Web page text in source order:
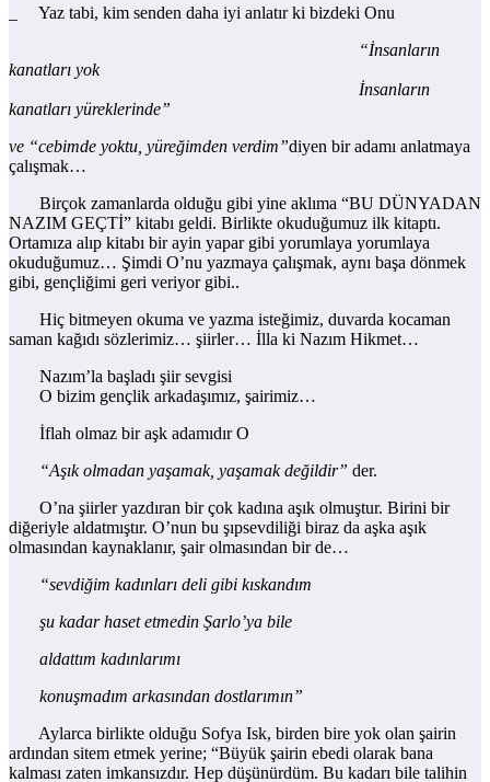
_ Yaz tabi, kim senden daha iyi anlatır ki bizdeki Onu
“İnsanların
kanatları yok
İnsanların
kanatları yüreklerinde”
ve “cebimde yoktu, yüreğimden verdim”diyen bir adamı anlatmaya
çalışmak…
Birçok zamanlarda olduğu gibi yine aklıma “BU DÜNYADAN
NAZIM GEÇTİ” kitabı geldi. Birlikte okuduğumuz ilk kitaptı.
Ortamıza alıp kitabı bir ayin yapar gibi yorumlaya yorumlaya
okuduğumuz… Şimdi O’nu yazmaya çalışmak, aynı başa dönmek
gibi, gençliğimi geri veriyor gibi..
Hiç bitmeyen okuma ve yazma isteğimiz, duvarda kocaman
saman kağıdı sözlerimiz… şiirler… İlla ki Nazım Hikmet…
Nazım’la başladı şiir sevgisi
O bizim gençlik arkadaşımız, şairimiz…
İflah olmaz bir aşk adamıdır O
“Aşık olmadan yaşamak, yaşamak değildir” der.
O’na şiirler yazdıran bir çok kadına aşık olmuştur. Birini bir
diğeriyle aldatmıştır. O’nun bu şıpsevdiliği biraz da aşka aşık
olmasından kaynaklanır, şair olmasından bir de…
“sevdiğim kadınları deli gibi kıskandım
şu kadar haset etmedin Şarlo’ya bile
aldattım kadınlarımı
konuşmadım arkasından dostlarımın”
Aylarca birlikte olduğu Sofya Isk, birden bire yok olan şairin
ardından sitem etmek yerine; “Büyük şairin ebedi olarak bana
kalması zaten imkansızdır. Hep düşünürdüm. Bu kadarı bile talihin